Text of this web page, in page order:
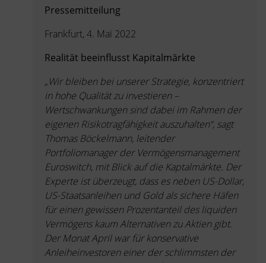
Pressemitteilung
Frankfurt, 4. Mai 2022
Realität beeinflusst Kapitalmärkte
„Wir bleiben bei unserer Strategie, konzentriert
in hohe Qualität zu investieren –
Wertschwankungen sind dabei im Rahmen der
eigenen Risikotragfähigkeit auszuhalten“, sagt
Thomas Böckelmann, leitender
Portfoliomanager der Vermögensmanagement
Euroswitch, mit Blick auf die Kaptalmärkte. Der
Experte ist überzeugt, dass es neben US-Dollar,
US-Staatsanleihen und Gold als sichere Häfen
für einen gewissen Prozentanteil des liquiden
Vermögens kaum Alternativen zu Aktien gibt.
Der Monat April war für konservative
Anleiheinvestoren einer der schlimmsten der